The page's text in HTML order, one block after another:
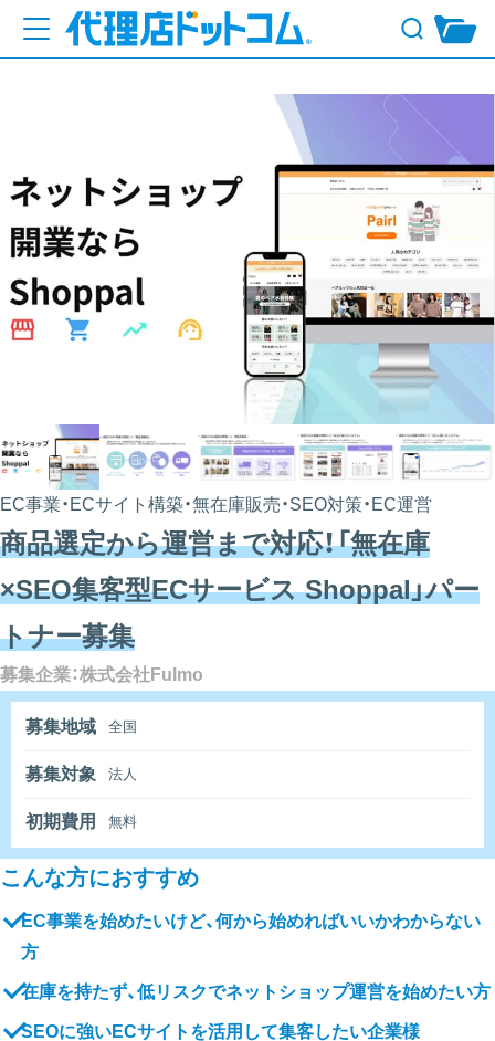
EC事業・ECサイト構築・無在庫販売・SEO対策・EC運営
商品選定から運営まで対応！「無在庫
×SEO集客型ECサービス Shoppal」パー
トナー募集
募集企業：株式会社Fulmo
募集地域 全国
募集対象 法人
初期費用 無料
こんな方におすすめ
EC事業を始めたいけど、何から始めればいいかわからない
方
在庫を持たず、低リスクでネットショップ運営を始めたい方
SEOに強いECサイトを活用して集客したい企業様